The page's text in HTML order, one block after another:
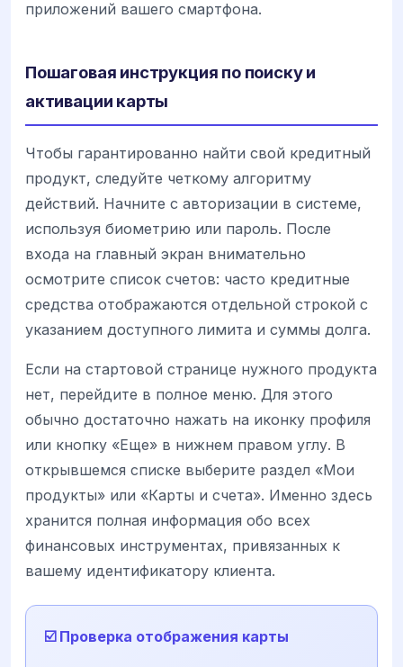
приложений вашего смартфона.
Пошаговая инструкция по поиску и
активации карты
Чтобы гарантированно найти свой кредитный
продукт, следуйте четкому алгоритму
действий. Начните с авторизации в системе,
используя биометрию или пароль. После
входа на главный экран внимательно
осмотрите список счетов: часто кредитные
средства отображаются отдельной строкой с
указанием доступного лимита и суммы долга.
Если на стартовой странице нужного продукта
нет, перейдите в полное меню. Для этого
обычно достаточно нажать на иконку профиля
или кнопку «Еще» в нижнем правом углу. В
открывшемся списке выберите раздел «Мои
продукты» или «Карты и счета». Именно здесь
хранится полная информация обо всех
финансовых инструментах, привязанных к
вашему идентификатору клиента.
☑️ Проверка отображения карты